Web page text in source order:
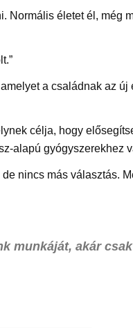
Normális életet él, még
a családnak az új
célja, hogy
alapú gyógyszerekhez
nincs más választás.
munkáját, akár